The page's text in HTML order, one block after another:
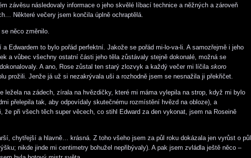
závěsu následovaly informace o jeho skvělé líbací technice a něžných a zároveň
Některé večery jsem končila úplně ochraptělá.
něco změnilo.
a Edwardem to bylo pořád perfektní. Jakože se pořád mi-lo-va-li. A samozřejmě i jeho
a vůbec všechny ostatní části jeho těla zůstávaly stejně dokonalé, možná se
A ano, Rose zůstal ten starý zlozvyk a každý večer mi líčila skoro
prožili. Jenže já už si nezakrývala uši a rozhodně jsem se nesnažila ji překřičet.
ležela na zádech, zírala na hvězdičky, které mi máma vylepila na strop, když mi bylo
přelepila tak, aby odpovídaly skutečnému rozmístění hvězd na obloze), a
že při všech těch super věcech, co stihl Edward za den vykonat, jsem na Roseině
chytřejší a hlavně… krásná. Z toho všeho jsem za půl roku dokázala jen vyrůst o půl
nikde jinde mi centimetry bohužel nepřibývaly). A pak jsem zvládla ještě něco –